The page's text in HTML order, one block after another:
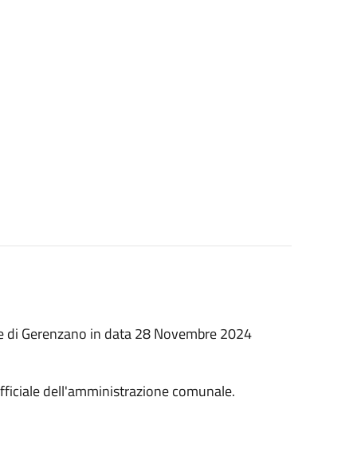
Gerenzano in data 28 Novembre 2024
dell'amministrazione comunale.